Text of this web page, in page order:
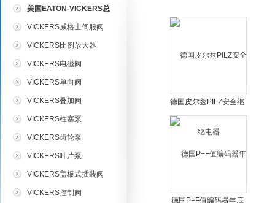
美国EATON-VICKERS总
代理
VICKERS威格士伺服阀
VICKERS比例放大器
VICKERS电磁阀
VICKERS单向阀
VICKERS叠加阀
VICKERS柱塞泵
VICKERS齿轮泵
VICKERS叶片泵
VICKERS盖板式插装阀
VICKERS控制阀
德国皮尔兹PILZ安全继
电器
德国P+F值编码器年底